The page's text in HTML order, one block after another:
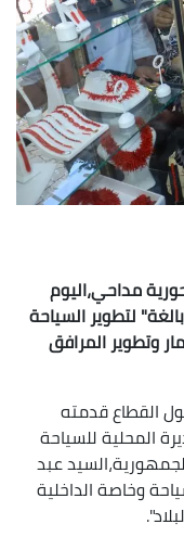
مداحي،اليوم
لتطوير السياحة
وتطوير المرافق
القطاع قدمته
المحلية للسياحة
عبد
وخاصة الداخلية